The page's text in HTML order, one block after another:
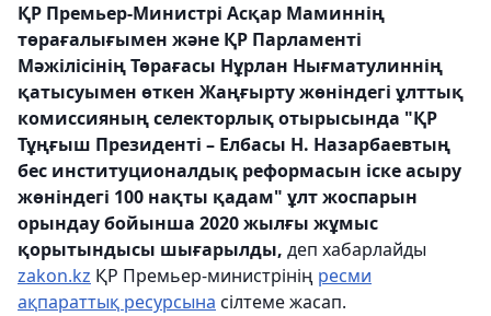
ҚР Премьер-Министрі Асқар Маминнің
төрағалығымен және ҚР Парламенті
Мәжілісінің Төрағасы Нұрлан Нығматулиннің
қатысуымен өткен Жаңғырту жөніндегі ұлттық
комиссияның селекторлық отырысында "ҚР
Тұңғыш Президенті – Елбасы Н. Назарбаевтың
бес институционалдық реформасын іске асыру
жөніндегі 100 нақты қадам" ұлт жоспарын
орындау бойынша 2020 жылғы жұмыс
қорытындысы шығарылды, деп хабарлайды
zakon.kz ҚР Премьер-министрінің ресми
ақпараттық ресурсына сілтеме жасап.